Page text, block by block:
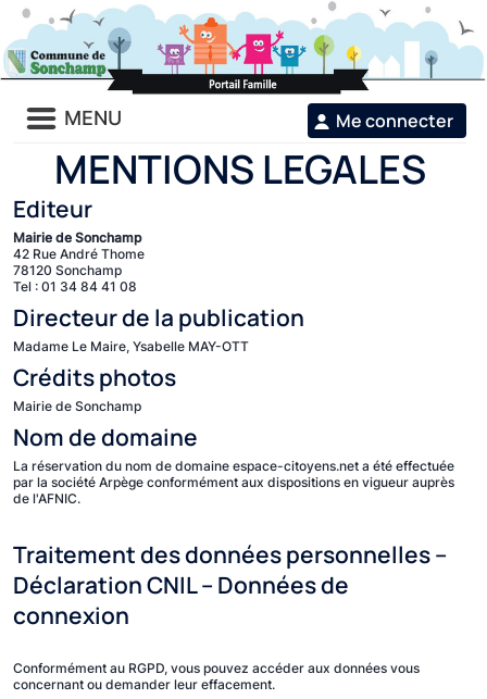
Liste
des
MENU Me connecter
MENTIONS LEGALES
Editeur
Mairie de Sonchamp
42 Rue André Thome
78120 Sonchamp
Tel : 01 34 84 41 08
Directeur de la publication
Madame Le Maire, Ysabelle MAY-OTT
Crédits photos
Mairie de Sonchamp
Nom de domaine
La réservation du nom de domaine espace-citoyens.net a été effectuée
par la société Arpège conformément aux dispositions en vigueur auprès
de l'AFNIC.
Traitement des données personnelles –
Déclaration CNIL – Données de
connexion
Conformément au RGPD, vous pouvez accéder aux données vous
concernant ou demander leur effacement.